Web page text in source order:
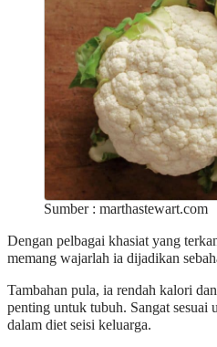
Sumber : marthastewart.com
Dengan pelbagai khasiat yang
memang wajarlah ia dijadikan
Tambahan pula, ia rendah kalori
penting untuk tubuh. Sangat sesuai
dalam diet seisi keluarga.